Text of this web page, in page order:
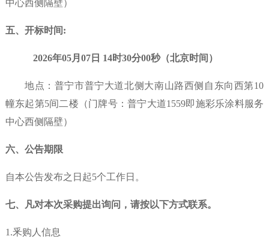
中心西侧隔壁）
五、 开标时间 :
2026年05月07 日 14时30分00秒（北京时间）
地点：普宁市普宁大道北侧大南山路西侧自东向西第10
幢东起第5间二楼（门牌号：普宁大道1559即施彩乐涂料服务
中心西侧隔壁）
六、 公告期限
自本公告发布之日起5个工作日。
七、凡对本次采购提出询问，请按以下方式联系。
1.釆购人信息